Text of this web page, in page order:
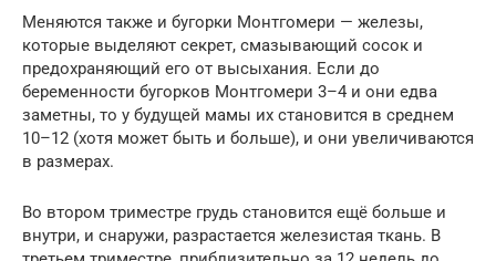
Меняются также и бугорки Монтгомери — железы,
которые выделяют секрет, смазывающий сосок и
предохраняющий его от высыхания. Если до
беременности бугорков Монтгомери 3–4 и они едва
заметны, то у будущей мамы их становится в среднем
10–12 (хотя может быть и больше), и они увеличиваются
в размерах.
Во втором триместре грудь становится ещё больше и
внутри, и снаружи, разрастается железистая ткань. В